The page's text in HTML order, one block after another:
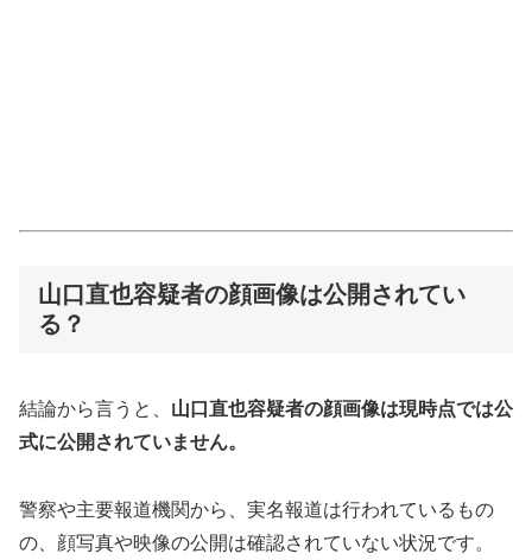
山口直也容疑者の顔画像は公開されてい
る？
結論から言うと、 山口直也容疑者の顔画像は現時点では公
式に公開されていません。
警察や主要報道機関から、実名報道は行われているもの
の、顔写真や映像の公開は確認されていない状況です。